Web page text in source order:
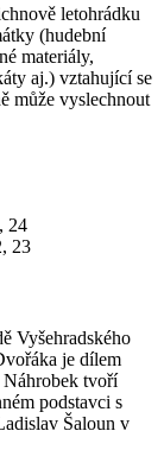
letohrádku
(hudební
materiály,
aj.) vztahující se
může vyslechnout
24
23
Vyšehradského
je dílem
Náhrobek tvoří
podstavci s
Šaloun v